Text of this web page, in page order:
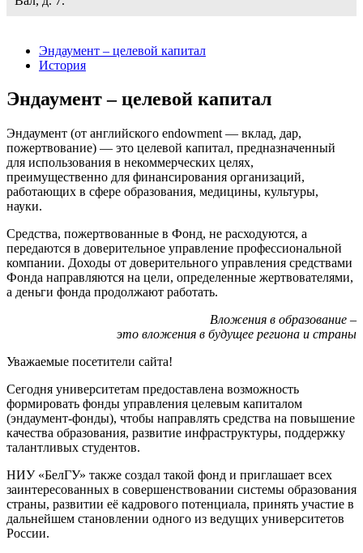
Эндаумент – целевой капитал
История
Эндаумент – целевой капитал
Эндаумент (от английского endowment — вклад, дар,
пожертвование) — это целевой капитал, предназначенный
для использования в некоммерческих целях,
преимущественно для финансирования организаций,
работающих в сфере образования, медицины, культуры,
науки.
Средства, пожертвованные в Фонд, не расходуются, а
передаются в доверительное управление профессиональной
компании. Доходы от доверительного управления средствами
Фонда направляются на цели, определенные жертвователями,
а деньги фонда продолжают работать.
Вложения в образование –
это вложения в будущее региона и страны
Уважаемые посетители сайта!
Сегодня университетам предоставлена возможность
формировать фонды управления целевым капиталом
(эндаумент-фонды), чтобы направлять средства на повышение
качества образования, развитие инфраструктуры, поддержку
талантливых студентов.
НИУ «БелГУ» также создал такой фонд и приглашает всех
заинтересованных в совершенствовании системы образования
страны, развитии её кадрового потенциала, принять участие в
дальнейшем становлении одного из ведущих университетов
России.